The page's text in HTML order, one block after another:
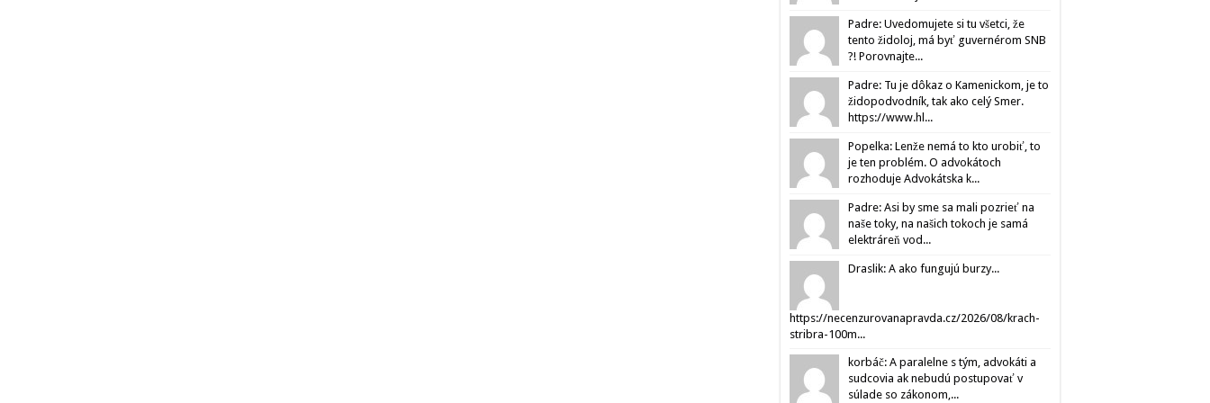
Padre: Uvedomujete si tu všetci, že
tento židoloj, má byť guvernérom SNB
?! Porovnajte...
Padre: Tu je dôkaz o Kamenickom, je to
židopodvodník, tak ako celý Smer.
https://www.hl...
Popelka: Lenže nemá to kto urobiť, to
je ten problém. O advokátoch
rozhoduje Advokátska k...
Padre: Asi by sme sa mali pozrieť na
naše toky, na našich tokoch je samá
elektráreň vod...
Draslik: A ako fungujú burzy...
https://necenzurovanapravda.cz/2026/08/krach-
stribra-100m...
korbáč: A paralelne s tým, advokáti a
sudcovia ak nebudú postupovať v
súlade so zákonom,...